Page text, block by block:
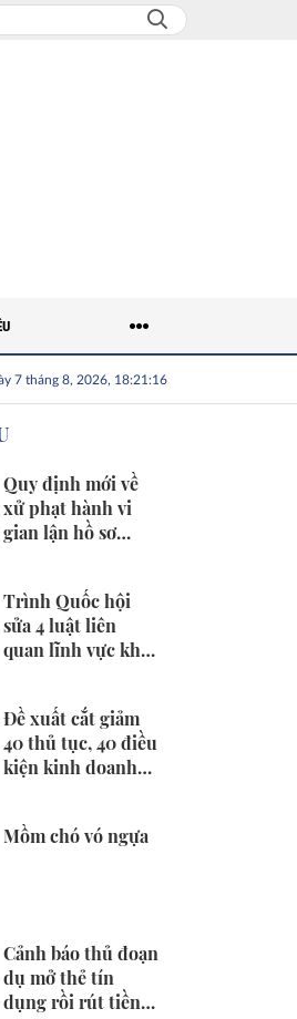
Việt Nam Giải bài toán nguồn
7 tháng 8, 2026, 18:21:17
Quy định mới về
xử phạt hành vi
gian lận hồ sơ
Trình Quốc hội
sửa 4 luật liên
quan lĩnh vực khoa
Đề xuất cắt giảm
40 thủ tục, 40 điều
kiện kinh doanh
trường
Mồm chó vó ngựa
Cảnh báo thủ đoạn
dụ mở thẻ tín
dụng rồi rút tiền